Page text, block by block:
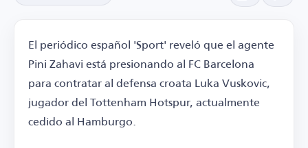
El periódico español 'Sport' reveló que el agente
Pini Zahavi está presionando al FC Barcelona
para contratar al defensa croata Luka Vuskovic,
jugador del Tottenham Hotspur, actualmente
cedido al Hamburgo.